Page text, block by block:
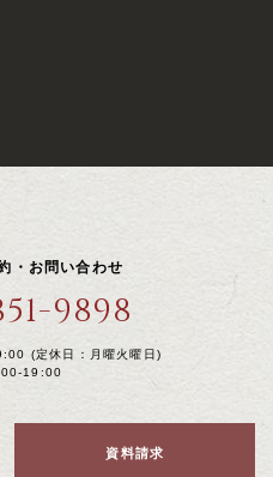
・お問い合わせ
9898
(定休日：月曜火曜日)
19:00
資料請求